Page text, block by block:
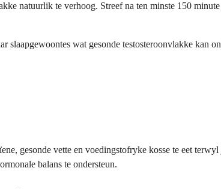
natuurlik te verhoog. Streef na ten minste 150
wat gesonde testosteroonvlakke kan
gesonde vette en voedingstofryke kosse te eet
balans te ondersteun.